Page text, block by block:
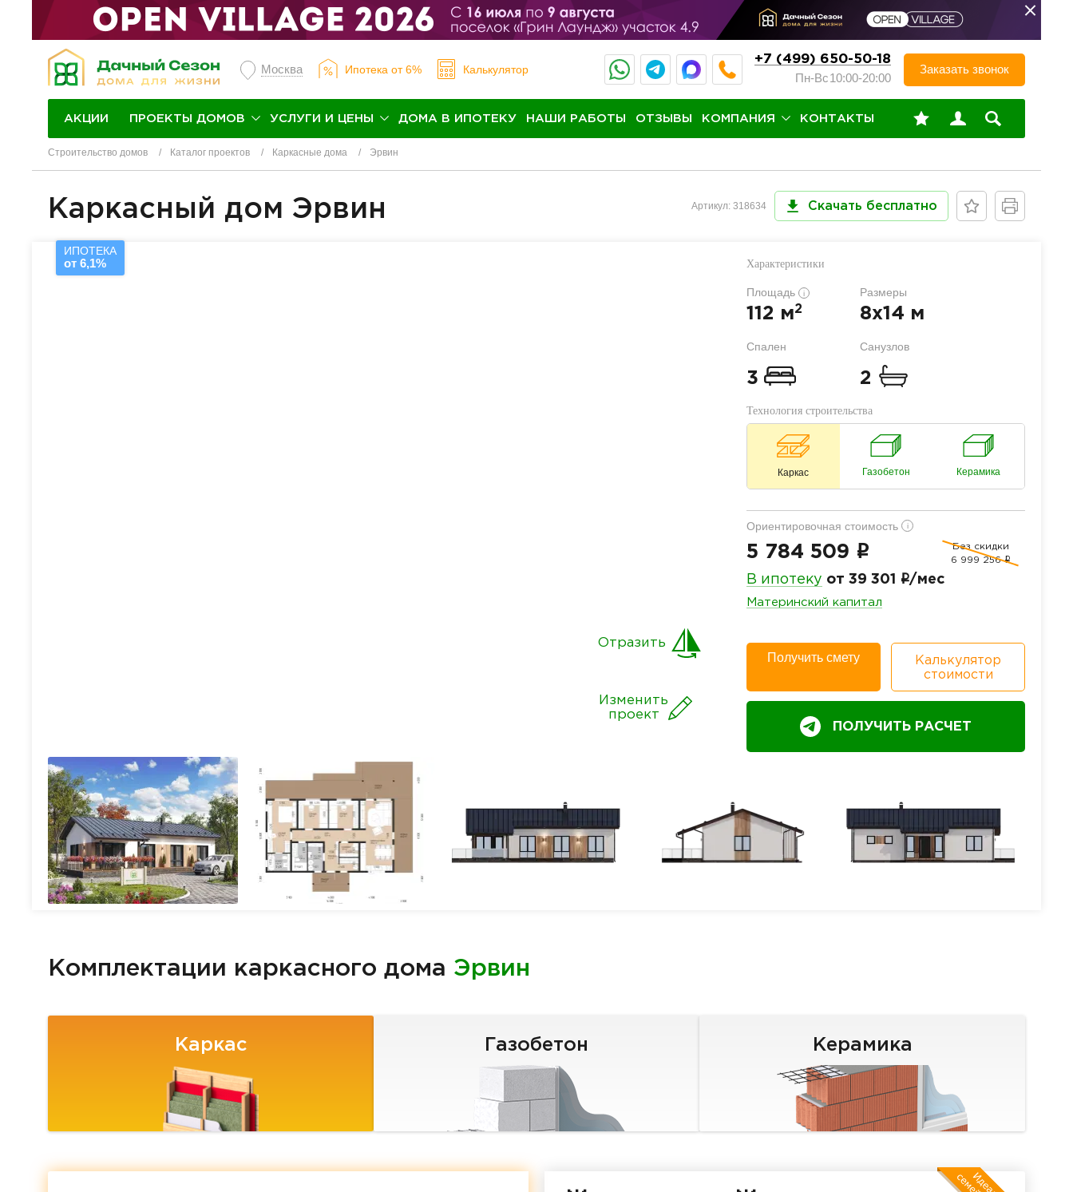
Москва Ипотека от 6% Калькулятор
+7 (499) 650-50-18
Пн-Вс10:00-20:00
Заказать звонок
АКЦИИ ПРОЕКТЫ ДОМОВ УСЛУГИ И ЦЕНЫ ДОМА В ИПОТЕКУ НАШИ РАБОТЫ ОТЗЫВЫ КОМПАНИЯ КОНТАКТЫ
Строительство домов Каталог проектов Каркасные дома Эрвин
Каркасный дом Эрвин Артикул: 318634 Скачать бесплатно
ИПОТЕКА
от 6,1%
Изменить
проект
Отразить
Характеристики
Площадь i
112 м2
Размеры
8x14 м
Спален
3
Санузлов
2
Технология строительства
Каркас Газобетон Керамика
Ориентировочная стоимость i
5 784 509 i
Без скидки
6 999 256 i
В ипотеку от 39 301 i/мес
Материнский капитал
Получить смету
Калькулятор
стоимости
ПОЛУЧИТЬ РАСЧЕТ
Комплектации каркасного дома Эрвин
Каркас Газобетон Керамика